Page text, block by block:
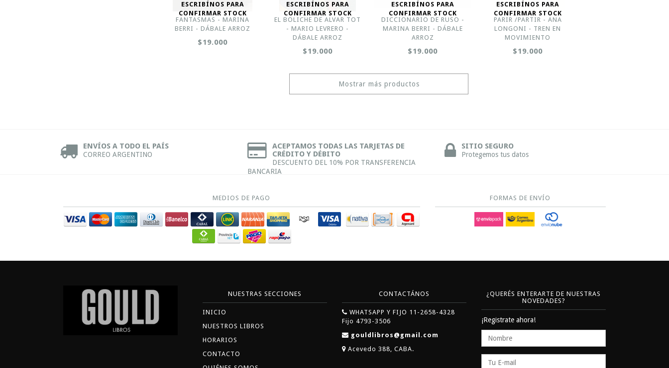
ESCRIBÍNOS PARA
CONFIRMAR STOCK
FANTASMAS - MARINA
BERRI - DÁBALE ARROZ
$19.000
ESCRIBÍNOS PARA
CONFIRMAR STOCK
EL BOLICHE DE ALVAR TOT
- MARIO LEVRERO -
DÁBALE ARROZ
$19.000
ESCRIBÍNOS PARA
CONFIRMAR STOCK
DICCIONARIO DE RUSO -
MARINA BERRI - DÁBALE
ARROZ
$19.000
ESCRIBÍNOS PARA
CONFIRMAR STOCK
PARIR /PARTIR - ANA
LONGONI - TREN EN
MOVIMIENTO
$19.000
Mostrar más productos
ENVÍOS A TODO EL PAÍS
CORREO ARGENTINO
ACEPTAMOS TODAS LAS TARJETAS DE
CRÉDITO Y DÉBITO
DESCUENTO DEL 10% POR TRANSFERENCIA
BANCARIA
SITIO SEGURO
Protegemos tus datos
MEDIOS DE PAGO FORMAS DE ENVÍO
NUESTRAS SECCIONES
INICIO
NUESTROS LIBROS
HORARIOS
CONTACTO
CONTACTÁNOS
WHATSAPP Y FIJO 11-2658-4328
Fijo 4793-3506
gouldlibros@gmail.com
Acevedo 388, CABA.
¿QUERÉS ENTERARTE DE NUESTRAS
NOVEDADES?
¡Registrate ahora!